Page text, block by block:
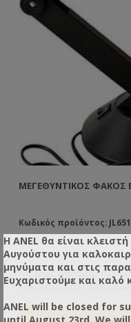
ΜΕΓΕΘΥΝΤΙΚΌΣ ΦΑΚΌΣ
Κωδικός προϊόντος:
Με φως φθορίου
καλύτερα στον πάτο των
220V.
Η ANEL θα είναι
Αυγούστου για
μηνύματα και στις
Ευχαριστούμε και καλό
ANEL will be closed for
until August 23rd. We